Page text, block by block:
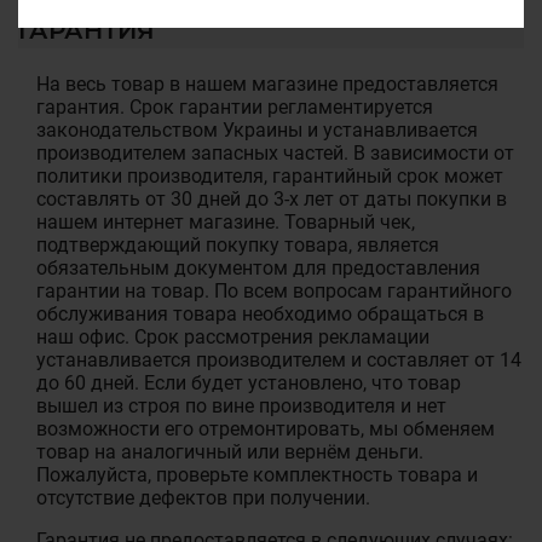
ГАРАНТИЯ
На весь товар в нашем магазине предоставляется
гарантия. Срок гарантии регламентируется
законодательством Украины и устанавливается
производителем запасных частей. В зависимости от
политики производителя, гарантийный срок может
составлять от 30 дней до 3-х лет от даты покупки в
нашем интернет магазине. Товарный чек,
подтверждающий покупку товара, является
обязательным документом для предоставления
гарантии на товар. По всем вопросам гарантийного
обслуживания товара необходимо обращаться в
наш офис. Срок рассмотрения рекламации
устанавливается производителем и составляет от 14
до 60 дней. Если будет установлено, что товар
вышел из строя по вине производителя и нет
возможности его отремонтировать, мы обменяем
товар на аналогичный или вернём деньги.
Пожалуйста, проверьте комплектность товара и
отсутствие дефектов при получении.